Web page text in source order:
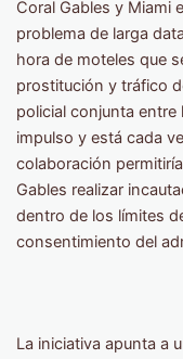
Coral Gables y Miami
problema de larga
hora de moteles que
prostitución y tráfico
policial conjunta
impulso y está cada
colaboración
Gables realizar
dentro de los límites
consentimiento del
La iniciativa apunta a